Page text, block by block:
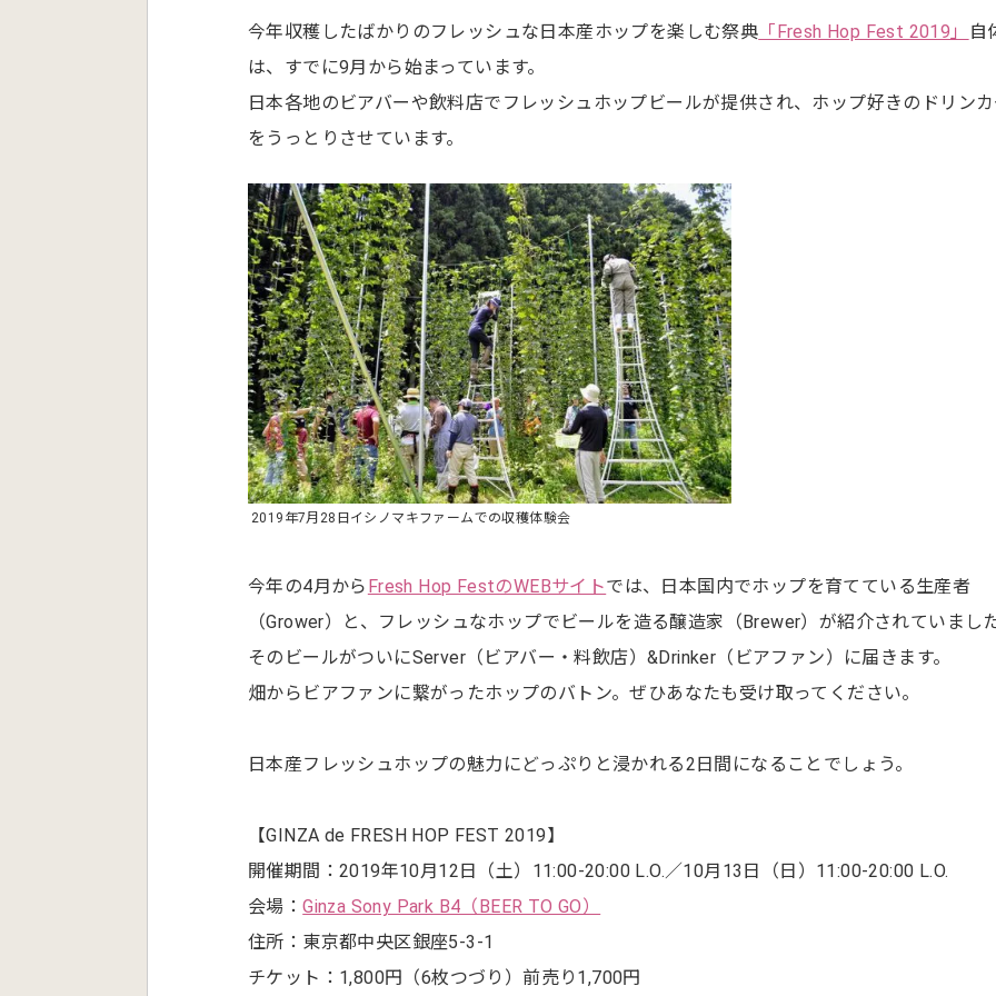
今年収穫したばかりのフレッシュな日本産ホップを楽しむ祭典 「Fresh Hop Fest 2019」
自
は、すでに9月から始まっています。
日本各地のビアバーや飲料店でフレッシュホップビールが提供され、ホップ好きのドリン
をうっとりさせています。
2019年7月28日イシノマキファームでの収穫体験会
今年の4月から Fresh Hop FestのWEBサイトでは、日本国内でホップを育てている生産者
（Grower）と、フレッシュなホップでビールを造る醸造家（Brewer）が紹介されていまし
そのビールがついにServer（ビアバー・料飲店）&Drinker（ビアファン）に届きます。
畑からビアファンに繋がったホップのバトン。ぜひあなたも受け取ってください。
日本産フレッシュホップの魅力にどっぷりと浸かれる2日間になることでしょう。
【GINZA de FRESH HOP FEST 2019】
開催期間：2019年10月12日（土）11:00-20:00 L.O.／10月13日（日）11:00-20:00 L.O.
会場：Ginza Sony Park B4（BEER TO GO）
住所：東京都中央区銀座5-3-1
チケット：1,800円（6枚つづり）前売り1,700円